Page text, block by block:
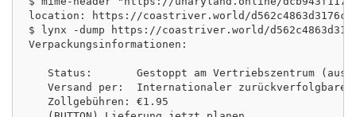
location: https://coastriver.world/
$ lynx -dump https://coastriver.world/
Verpackungsinformationen:
Status:       Gestoppt am Vertriebszentrum
Versand per:  Internationaler zurückverfolgbarer
   Zollgebühren: €1.95